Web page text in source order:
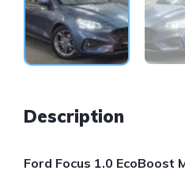
Description
Ford Focus 1.0 EcoBoost